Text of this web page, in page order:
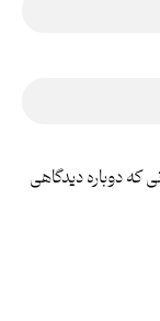
که دوباره دیدگاهی